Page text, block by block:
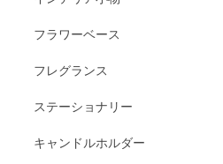
フラワーベース
フレグランス
ステーショナリー
キャンドルホルダー